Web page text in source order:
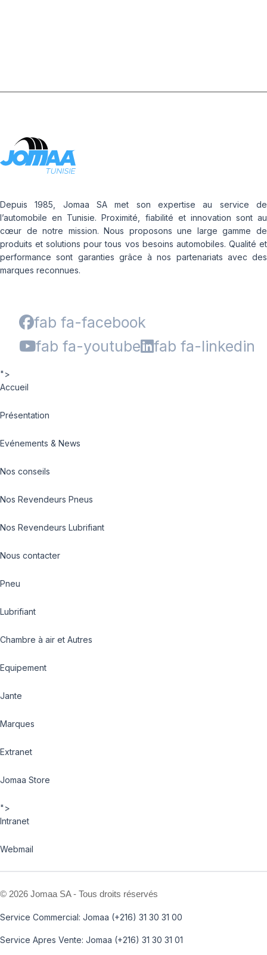
Depuis 1985, Jomaa SA met son expertise au service de
l’automobile en Tunisie. Proximité, fiabilité et innovation sont au
cœur de notre mission. Nous proposons une large gamme de
produits et solutions pour tous vos besoins automobiles. Qualité et
performance sont garanties grâce à nos partenariats avec des
marques reconnues.
fab fa-facebook
fab fa-youtube
fab fa-linkedin
">
Accueil
Présentation
Evénements & News
Nos conseils
Nos Revendeurs Pneus
Nos Revendeurs Lubrifiant
Nous contacter
Pneu
Lubrifiant
Chambre à air et Autres
Equipement
Jante
Marques
Extranet
Jomaa Store
">
Intranet
Webmail
© 2026 Jomaa SA - Tous droits réservés
Service Commercial: Jomaa (+216) 31 30 31 00
Service Apres Vente: Jomaa (+216) 31 30 31 01